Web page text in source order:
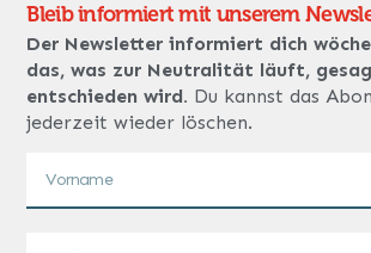
Bleib informiert mit unserem
Der Newsletter informiert dich
das, was zur Neutralität läuft,
entschieden wird. Du kannst das
jederzeit wieder löschen.